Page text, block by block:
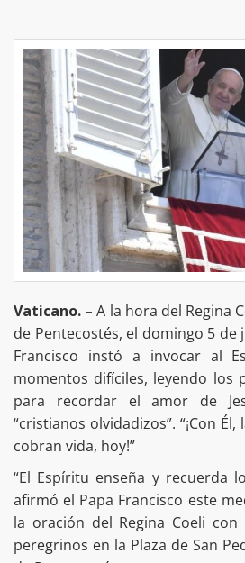
Vaticano. –A la hora del Regina
de Pentecostés, el domingo 5 de
Francisco instó a invocar al
momentos difíciles, leyendo los
para recordar el amor de
“cristianos olvidadizos”. “¡Con
cobran vida, hoy!”
“El Espíritu enseña y recuerda
afirmó el Papa Francisco este
la oración del Regina Coeli
peregrinos en la Plaza de San